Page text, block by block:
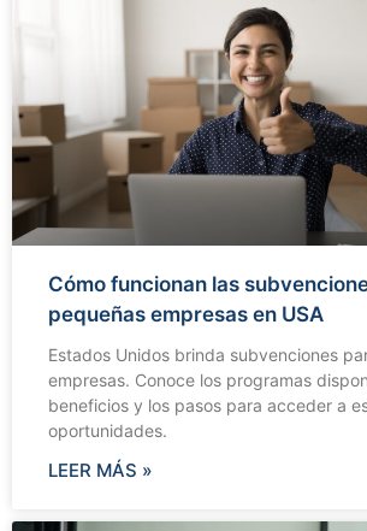
Cómo funcionan las
pequeñas empresas en USA
Estados Unidos brinda subvenciones
empresas. Conoce los programas
beneficios y los pasos para acceder a
oportunidades.
LEER MÁS »